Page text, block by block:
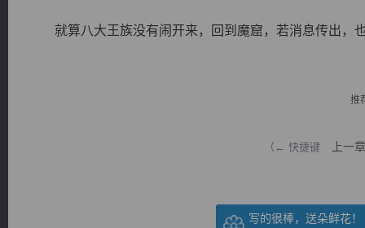
就算八大王族没有闹开来，回到魔窟，若消息传出，
推
（← 快捷键 上一章
写的很棒，送朵鲜花！